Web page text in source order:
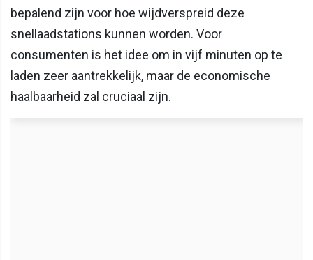
bepalend zijn voor hoe wijdverspreid deze
snellaadstations kunnen worden. Voor
consumenten is het idee om in vijf minuten op te
laden zeer aantrekkelijk, maar de economische
haalbaarheid zal cruciaal zijn.